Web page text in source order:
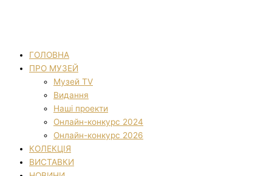
ГОЛОВНА
ПРО МУЗЕЙ
Музей TV
Видання
Наші проекти
Онлайн-конкурс 2024
Онлайн-конкурс 2026
КОЛЕКЦІЯ
ВИСТАВКИ